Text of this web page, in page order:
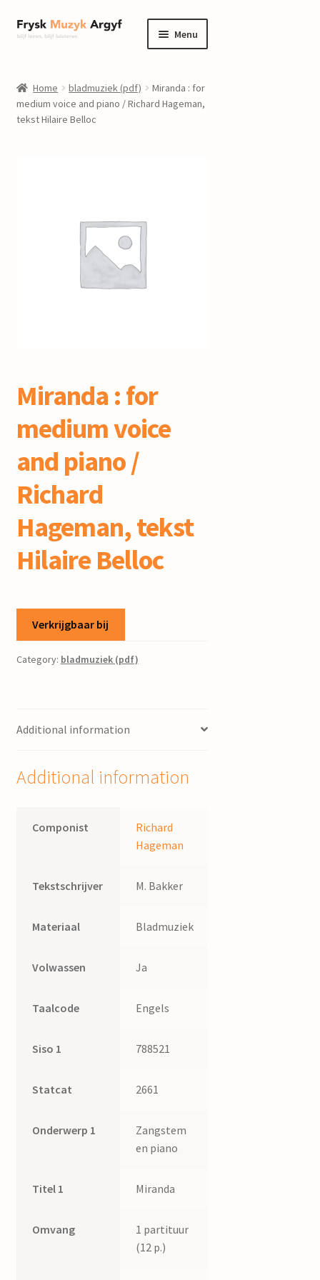
Ga
door
navigatie
Ga
naar
inhoud
Menu
informatie
Submenu
Home bladmuziek (pdf)
Miranda : for
medium voice and piano / Richard Hageman,
tekst Hilaire Belloc
Miranda : for
medium voice
and piano /
Richard
Hageman, tekst
Hilaire Belloc
Verkrijgbaar bij
Category: bladmuziek (pdf)
Additional information
Additional information
Componist
Richard
Hageman
Tekstschrijver M. Bakker
Materiaal Bladmuziek
Volwassen Ja
Taalcode Engels
Siso 1 788521
Statcat 2661
Onderwerp 1
Zangstem
en piano
Titel 1 Miranda
Omvang
1 partituur
(12 p.)